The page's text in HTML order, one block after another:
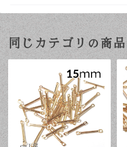
同じカテゴリの商品